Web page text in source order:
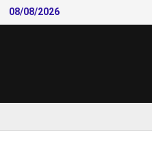
Skip
to
08/08/2026